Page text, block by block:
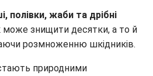
полівки, жаби та дрібні
може знищити десятки, а то й
розмноженню шкідників.
природними